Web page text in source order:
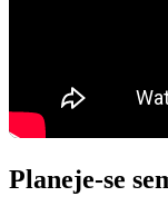
Planeje-se